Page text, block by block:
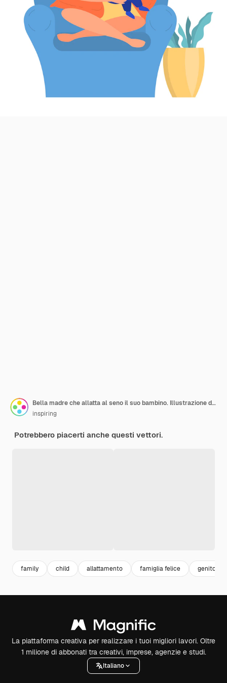
Bella madre che allatta al seno il suo bambino. Illustrazione di infanzia felice e amore familiare. La donna si siede sulla poltrona che allatta il suo bambino e lo allatta.
inspiring
Potrebbero piacerti anche questi vettori.
family child allattamento famiglia felice genitori
La piattaforma creativa per realizzare i tuoi migliori lavori. Oltre
1 milione di abbonati tra creativi, imprese, agenzie e studi.
Italiano